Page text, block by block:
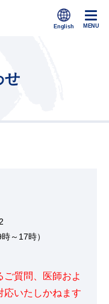
せ
～17時）
質問、医師およ
応いたしかねます